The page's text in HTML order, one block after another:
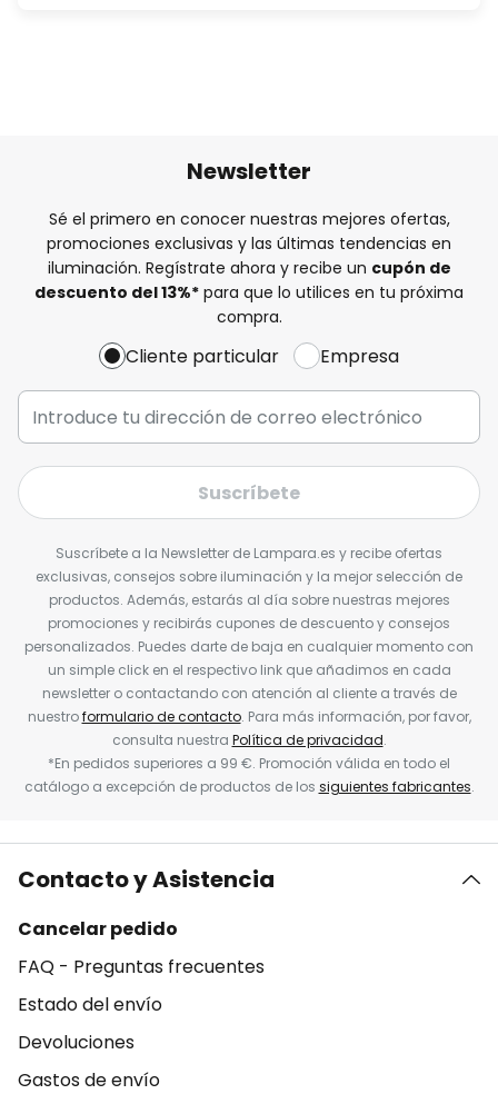
Newsletter
Sé el primero en conocer nuestras mejores ofertas,
promociones exclusivas y las últimas tendencias en
iluminación. Regístrate ahora y recibe un cupón de
descuento del13%* para que lo utilices en tu próxima
compra.
Cliente particular Empresa
Suscríbete
Suscríbete a la Newsletter de Lampara.es y recibe ofertas
exclusivas, consejos sobre iluminación y la mejor selección de
productos. Además, estarás al día sobre nuestras mejores
promociones y recibirás cupones de descuento y consejos
personalizados. Puedes darte de baja en cualquier momento con
un simple click en el respectivo link que añadimos en cada
newsletter o contactando con atención al cliente a través de
nuestroformulario de contacto. Para más información, por favor,
consulta nuestra Política de privacidad.
*En pedidos superiores a 99 €. Promoción válida en todo el
catálogo a excepción de productos de los siguientes fabricantes.
Contacto y Asistencia
Cancelar pedido
FAQ - Preguntas frecuentes
Estado del envío
Devoluciones
Gastos de envío